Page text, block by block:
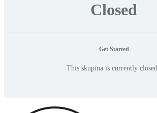
Closed
Get Started
This skupina is currently closed